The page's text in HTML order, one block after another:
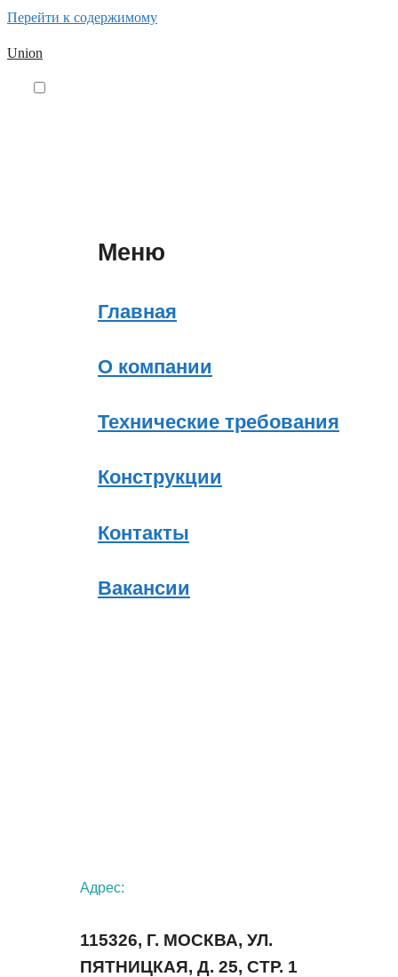
Перейти к содержимому
Union
Меню
Главная
О компании
Технические требования
Конструкции
Контакты
Вакансии
Адрес:
115326, Г. МОСКВА, УЛ.
ПЯТНИЦКАЯ, Д. 25, СТР. 1